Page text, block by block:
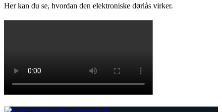
Her kan du se, hvordan den elektroniske dørlås virker.